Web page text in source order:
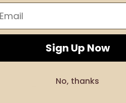
(0)
με Τετράγωνη Πέτρα.
Sign Up Now
No, thanks